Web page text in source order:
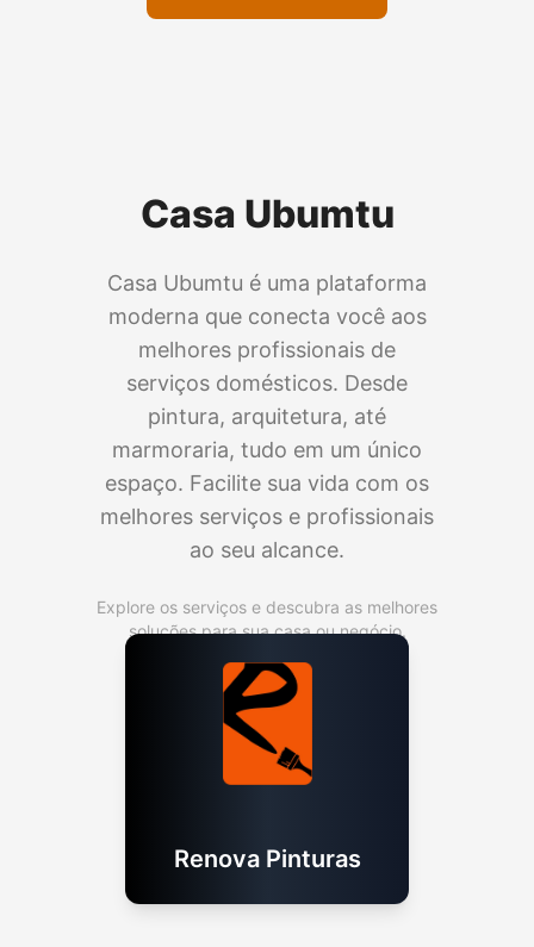
Casa Ubumtu
Casa Ubumtu é uma plataforma
moderna que conecta você aos
melhores profissionais de
serviços domésticos. Desde
pintura, arquitetura, até
marmoraria, tudo em um único
espaço. Facilite sua vida com os
melhores serviços e profissionais
ao seu alcance.
Explore os serviços e descubra as melhores
soluções para sua casa ou negócio.
Renova Pinturas